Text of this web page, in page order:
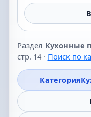
Раздел Кухонные
стр. 14 · Поиск по
Категория